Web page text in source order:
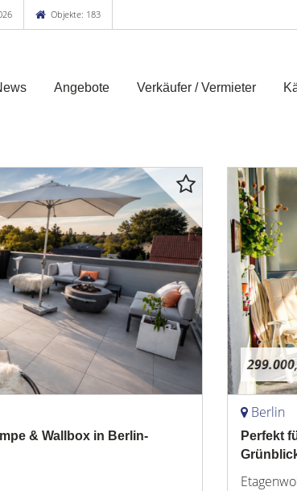
Objekte: 183
Angebote Verkäufer / Vermieter
& Wallbox in Berlin-
Berlin
Perfekt